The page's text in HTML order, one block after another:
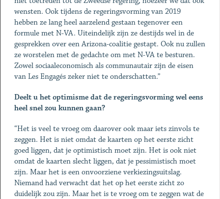
wensten. Ook tijdens de regeringsvorming van 2019
hebben ze lang heel aarzelend gestaan tegenover een
formule met N-VA. Uiteindelijk zijn ze destijds wel in de
gesprekken over een Arizona-coalitie gestapt. Ook nu zullen
ze worstelen met de gedachte om met N-VA te besturen.
Zowel sociaaleconomisch als communautair zijn de eisen
van Les Engagés zeker niet te onderschatten.”
Deelt u het optimisme dat de regeringsvorming wel eens
heel snel zou kunnen gaan?
“Het is veel te vroeg om daarover ook maar iets zinvols te
zeggen. Het is niet omdat de kaarten op het eerste zicht
goed liggen, dat je optimistisch moet zijn. Het is ook niet
omdat de kaarten slecht liggen, dat je pessimistisch moet
zijn. Maar het is een onvoorziene verkiezingsuitslag.
Niemand had verwacht dat het op het eerste zicht zo
duidelijk zou zijn. Maar het is te vroeg om te zeggen wat de